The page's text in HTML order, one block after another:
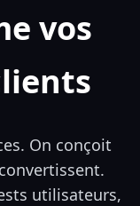
vos
On conçoit
utilisateurs,